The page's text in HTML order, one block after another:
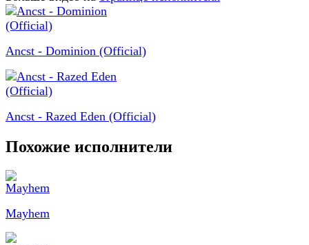
Ancst - Dominion (Official)
Ancst - Razed Eden (Official)
Похожие исполнители
Mayhem